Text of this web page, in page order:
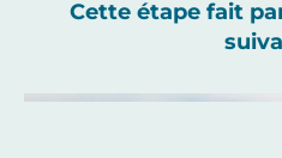
Cette étape fait